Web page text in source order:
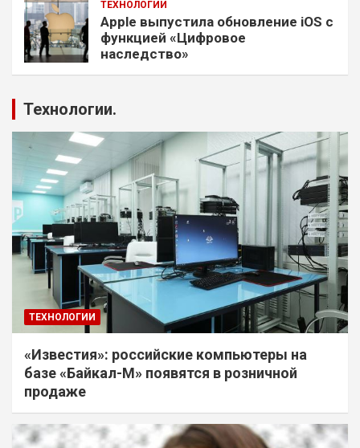
ТЕХНОЛОГИИ
Apple выпустила обновление iOS с
функцией «Цифровое
наследство»
Технологии.
ТЕХНОЛОГИИ
«Известия»: российские компьютеры на
базе «Байкал-М» появятся в розничной
продаже